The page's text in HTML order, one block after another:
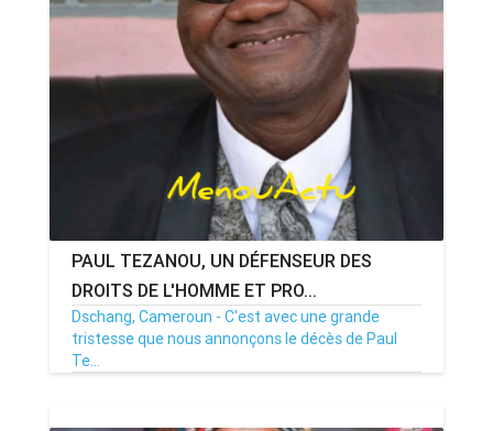
PAUL TEZANOU, UN DÉFENSEUR DES
DROITS DE L'HOMME ET PRO...
Dschang, Cameroun - C'est avec une grande
tristesse que nous annonçons le décès de Paul
Te...